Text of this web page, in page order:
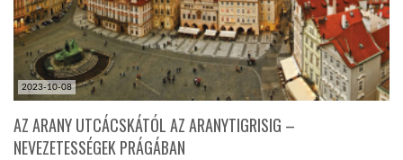
2023-10-08
AZ ARANY UTCÁCSKÁTÓL AZ ARANYTIGRISIG –
NEVEZETESSÉGEK PRÁGÁBAN